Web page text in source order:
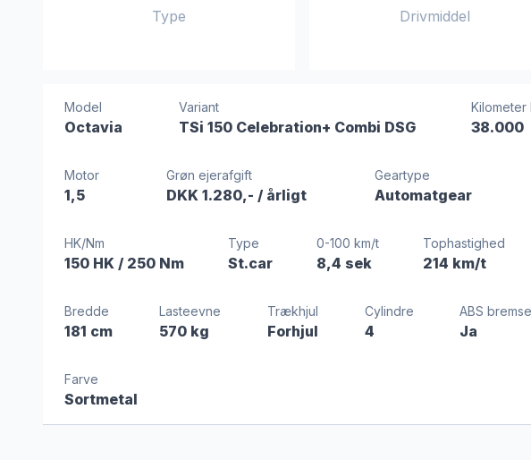
Type Drivmiddel
Model
Octavia
Variant
TSi 150 Celebration+ Combi DSG
Kilometer
38.000
Motor
1,5
Grøn ejerafgift
DKK 1.280,-/ årligt
Geartype
Automatgear
HK/Nm
150 HK / 250 Nm
Type
St.car
0-100 km/t
8,4 sek
Tophastighed
214 km/t
Bredde
181 cm
Lasteevne
570 kg
Trækhjul
Forhjul
Cylindre
4
ABS
Ja
Farve
Sortmetal